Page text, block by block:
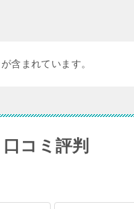
含まれています。
コミ評判